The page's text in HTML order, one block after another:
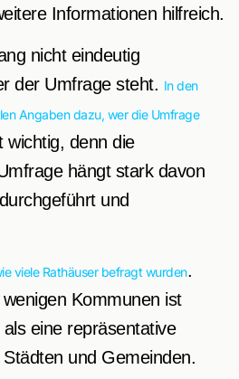
Informationen hilfreich.
nicht eindeutig
der Umfrage steht. In den
Angaben dazu, wer die Umfrage
wichtig, denn die
hängt stark davon
und
viele Rathäuser befragt wurden.
Kommunen ist
eine repräsentative
und Gemeinden.